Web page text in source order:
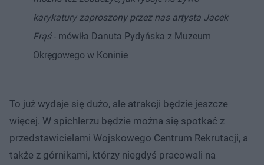
karykatury zaproszony przez nas artysta Jacek
Frąś- mówiła Danuta Pydyńska z Muzeum
Okręgowego w Koninie
To już wydaje się dużo, ale atrakcji będzie jeszcze
więcej. W spichlerzu będzie można się spotkać z
przedstawicielami Wojskowego Centrum Rekrutacji, a
także z górnikami, którzy niegdyś pracowali na